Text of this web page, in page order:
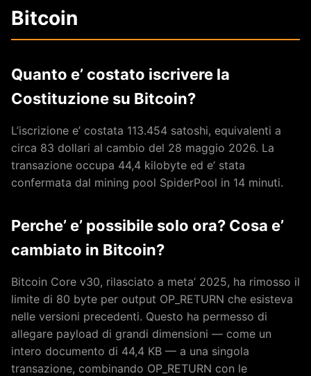
Bitcoin
Quanto e’ costato iscrivere la
Costituzione su Bitcoin?
L’iscrizione e’ costata 113.454 satoshi, equivalenti a
circa 83 dollari al cambio del 28 maggio 2026. La
transazione occupa 44,4 kilobyte ed e’ stata
confermata dal mining pool SpiderPool in 14 minuti.
Perche’ e’ possibile solo ora? Cosa e’
cambiato in Bitcoin?
Bitcoin Core v30, rilasciato a meta’ 2025, ha rimosso il
limite di 80 byte per output OP_RETURN che esisteva
nelle versioni precedenti. Questo ha permesso di
allegare payload di grandi dimensioni — come un
intero documento di 44,4 KB — a una singola
transazione, combinando OP_RETURN con le